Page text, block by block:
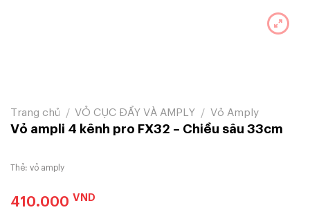
Trang chủ / VỎ CỤC ĐẨY VÀ AMPLY / Vỏ Amply
Vỏ ampli 4 kênh pro FX32 – Chiều sâu 33cm
Thẻ: vỏ amply
410.000 VND